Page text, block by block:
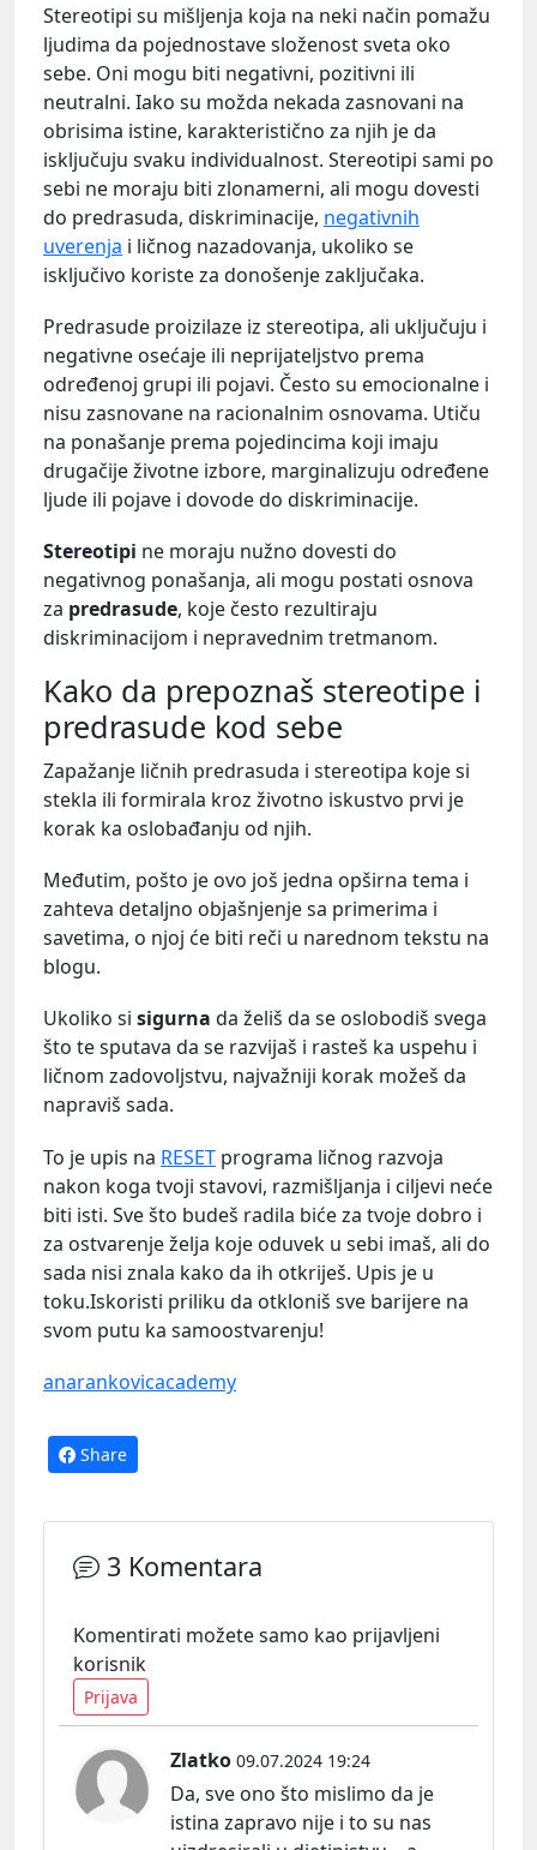
Stereotipi su mišljenja koja na neki način pomažu
ljudima da pojednostave složenost sveta oko
sebe. Oni mogu biti negativni, pozitivni ili
neutralni. Iako su možda nekada zasnovani na
obrisima istine, karakteristično za njih je da
isključuju svaku individualnost. Stereotipi sami po
sebi ne moraju biti zlonamerni, ali mogu dovesti
do predrasuda, diskriminacije, negativnih
uverenja i ličnog nazadovanja, ukoliko se
isključivo koriste za donošenje zaključaka.
Predrasude proizilaze iz stereotipa, ali uključuju i
negativne osećaje ili neprijateljstvo prema
određenoj grupi ili pojavi. Često su emocionalne i
nisu zasnovane na racionalnim osnovama. Utiču
na ponašanje prema pojedincima koji imaju
drugačije životne izbore, marginalizuju određene
ljude ili pojave i dovode do diskriminacije.
Stereotipi ne moraju nužno dovesti do
negativnog ponašanja, ali mogu postati osnova
za predrasude, koje često rezultiraju
diskriminacijom i nepravednim tretmanom.
Kako da prepoznaš stereotipe i
predrasude kod sebe
Zapažanje ličnih predrasuda i stereotipa koje si
stekla ili formirala kroz životno iskustvo prvi je
korak ka oslobađanju od njih.
Međutim, pošto je ovo još jedna opširna tema i
zahteva detaljno objašnjenje sa primerima i
savetima, o njoj će biti reči u narednom tekstu na
blogu.
Ukoliko si sigurna da želiš da se oslobodiš svega
što te sputava da se razvijaš i rasteš ka uspehu i
ličnom zadovoljstvu, najvažniji korak možeš da
napraviš sada.
To je upis na RESET programa ličnog razvoja
nakon koga tvoji stavovi, razmišljanja i ciljevi neće
biti isti. Sve što budeš radila biće za tvoje dobro i
za ostvarenje želja koje oduvek u sebi imaš, ali do
sada nisi znala kako da ih otkriješ. Upis je u
toku.Iskoristi priliku da otkloniš sve barijere na
svom putu ka samoostvarenju!
anarankovicacademy
Share
3 Komentara
Komentirati možete samo kao prijavljeni
korisnik
Prijava
Zlatko 09.07.2024 19:24
Da, sve ono što mislimo da je
istina zapravo nije i to su nas